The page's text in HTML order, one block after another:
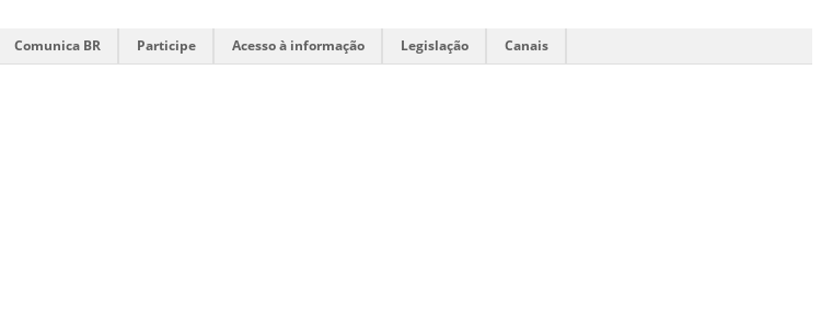
Comunica BR Participe Acesso à informação Legislação Canais